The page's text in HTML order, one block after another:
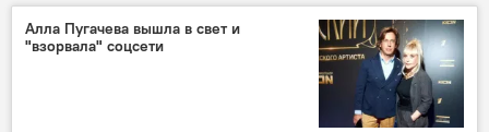
Алла Пугачева вышла в свет и
"взорвала" соцсети